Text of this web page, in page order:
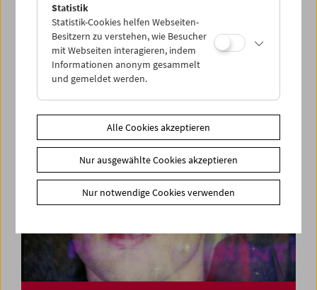
Treibgut: Zeigen als pädagogische Ur-Geste
Die Praktiken des Lehrfilms
Statistik
Statistik-Cookies helfen Webseiten-
Besitzern zu verstehen, wie Besucher
mit Webseiten interagieren, indem
Informationen anonym gesammelt
und gemeldet werden.
Alle Cookies akzeptieren
Nur ausgewählte Cookies akzeptieren
Nur notwendige Cookies verwenden